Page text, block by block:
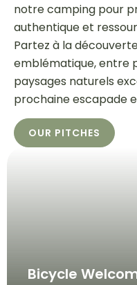
notre camping pour
authentique et
Partez à la
emblématique, entre
paysages naturels
prochaine escapade
OUR PITCHES
Bicycle